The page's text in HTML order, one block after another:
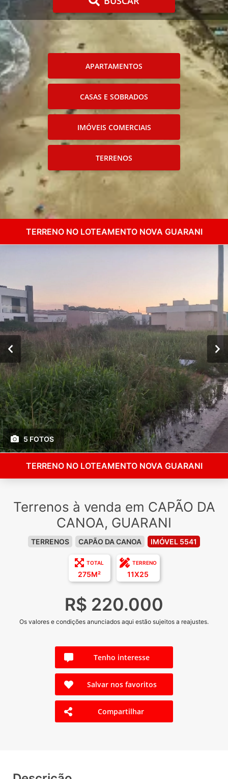
APARTAMENTOS
CASAS E SOBRADOS
IMÓVEIS COMERCIAIS
TERRENOS
TERRENO NO LOTEAMENTO NOVA GUARANI
5 FOTOS
TERRENO NO LOTEAMENTO NOVA GUARANI
Terrenos à venda em CAPÃO DA
CANOA, GUARANI
TERRENOS CAPÃO DA CANOA IMÓVEL 5541
TOTAL
275M²
TERRENO
11X25
R$ 220.000
Os valores e condições anunciados aqui estão sujeitos a reajustes.
Tenho interesse
Salvar nos favoritos
Compartilhar